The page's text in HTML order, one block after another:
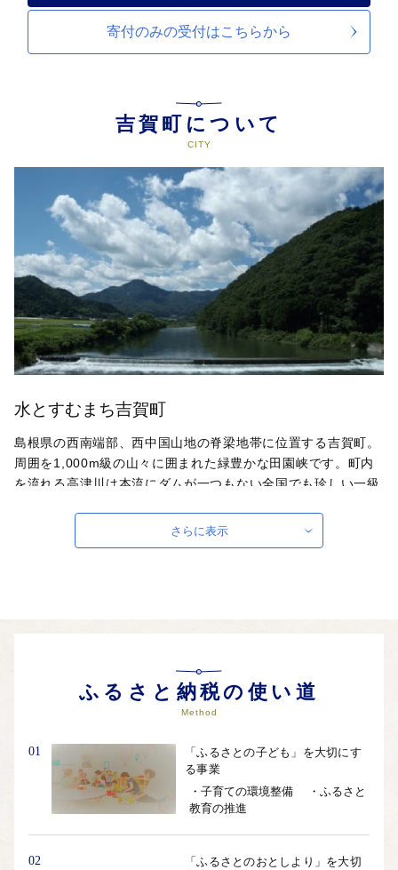
寄付のみの受付はこちらから
吉賀町について
水とすむまち吉賀町
島根県の西南端部、西中国山地の脊梁地帯に位置する吉賀町。
周囲を1,000m級の山々に囲まれた緑豊かな田園峡です。町内
を流れる高津川は本流にダムが一つもない全国でも珍しい一級
す。「日本の棚田百選」に認定された大井谷の棚田など豊かな
自然があります。カタクリ、彼岸花やシャクナゲなど地域資源
さらに表示
ふるさと納税の使い道
Method
01
「ふるさとの子ども」を大切にす
る事業
・子育ての環境整備 ・ふるさと
教育の推進
02
「ふるさとのおとしより」を大切